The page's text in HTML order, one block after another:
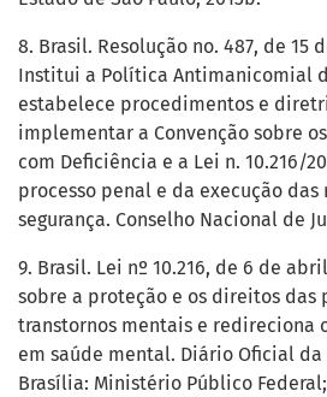
8. Brasil. Resolução no. 487, de 15
Institui a Política Antimanicomial
estabelece procedimentos e
implementar a Convenção sobre
com Deficiência e a Lei n. 10.216/
processo penal e da execução das
segurança. Conselho Nacional de
9. Brasil. Lei nº 10.216, de 6 de
sobre a proteção e os direitos das
transtornos mentais e redireciona
em saúde mental. Diário Oficial da
Brasília: Ministério Público Federal;